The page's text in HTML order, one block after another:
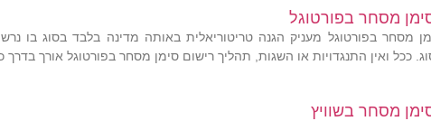
מסחר בפורטוגל
מסחר בפורטוגל מעניק הגנה טריטוריאלית באותה מדינה בלבד בסוג בו
ככל ואין התנגדויות או השגות, תהליך רישום סימן מסחר בפורטוגל אורך
מסחר בשוויץ